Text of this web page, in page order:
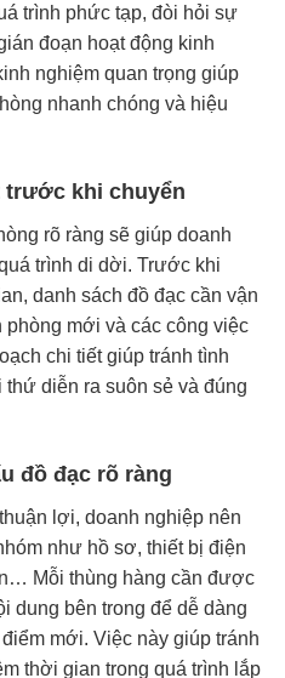
trình phức tạp, đòi hỏi sự
đoạn hoạt động kinh
nghiệm quan trọng giúp
nhanh chóng và hiệu
trước khi chuyển
rõ ràng sẽ giúp doanh
trình di dời. Trước khi
danh sách đồ đạc cần vận
phòng mới và các công việc
chi tiết giúp tránh tình
thứ diễn ra suôn sẻ và đúng
đồ đạc rõ ràng
lợi, doanh nghiệp nên
như hồ sơ, thiết bị điện
Mỗi thùng hàng cần được
dung bên trong để dễ dàng
mới. Việc này giúp tránh
thời gian trong quá trình lắp